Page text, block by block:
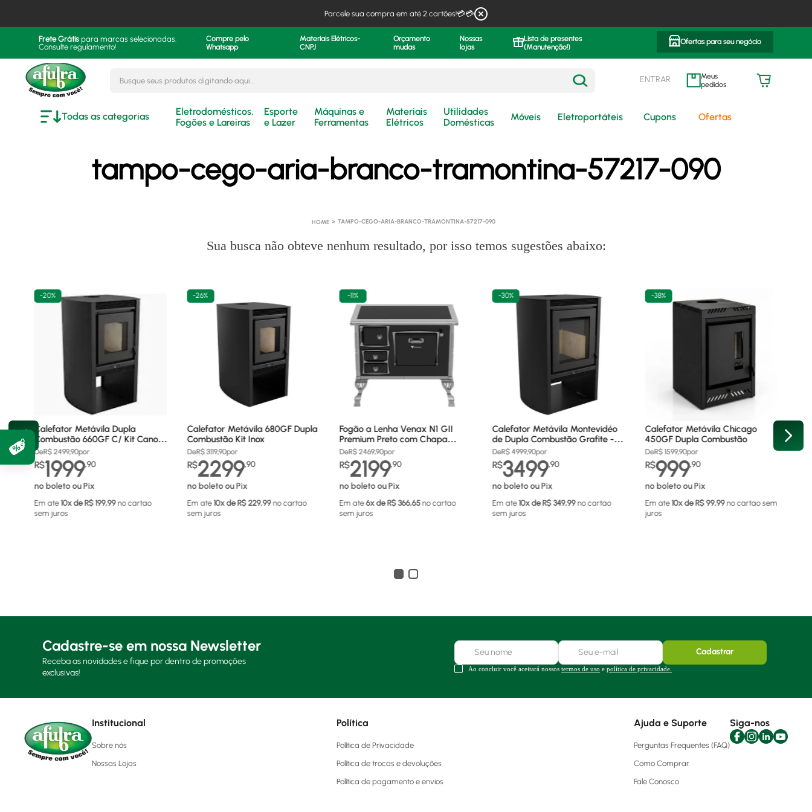
Parcele sua compra em até 2 cartões!💳💳
Frete Grátis para marcas selecionadas.
Consulte regulamento!
Compre pelo
Whatsapp
Materiais Elétricos-
CNPJ
Orçamento
mudas
Nossas
lojas
Lista de presentes
(Manutenção!)
Ofertas para seu negócio
ENTRAR meus pedidos
Todas as categorias
Eletrodomésticos,
Fogões e Lareiras
Esporte
e Lazer
Máquinas e
Ferramentas
Materiais
Elétricos
Utilidades
Domésticas
Móveis Eletroportáteis Cupons Ofertas
tampo-cego-aria-branco-tramontina-57217-090
TAMPO-CEGO-ARIA-BRANCO-TRAMONTINA-57217-090
Sua busca não obteve nenhum resultado, por isso temos sugestões abaixo:
-20%
Calefator Metávila Dupla
Combustão 660GF C/ Kit Canos
Inox
DeR$2499,90por
R$1999,90
no boleto ou Pix
Em ate 10x de R$ 199,99 no cartao
sem juros
-26%
Calefator Metávila 680GF Dupla
Combustão Kit Inox
DeR$3119,90por
R$2299,90
no boleto ou Pix
Em ate 10x de R$ 229,99 no cartao
sem juros
-11%
Fogão a Lenha Venax N1 GII
Premium Preto com Chapa
Vitrocerâmica - Chaminé Saída
Lado Direito
DeR$2469,90por
R$2199,90
no boleto ou Pix
Em ate 6x de R$ 366,65 no cartao
sem juros
-30%
Calefator Metávila Montevidéo
de Dupla Combustão Grafite -
880GF
DeR$ 4999,90por
R$3499,90
no boleto ou Pix
Em ate 10x de R$ 349,99 no cartao
sem juros
-38%
Calefator Metávila Chicago
450GF Dupla Combustão
DeR$ 1599,90por
R$999,90
no boleto ou Pix
Em ate 10x de R$ 99,99 no cartaosem
juros
Cadastre-se em nossa Newsletter
Receba as novidades e fique por dentro de promoções
exclusivas!
Cadastrar
Ao concluir você aceitará nossos termos de uso e política de privacidade.
Institucional
Sobre nós
Nossas Lojas
Política
Política de Privacidade
Política de trocas e devoluções
Política de pagamento e envios
Ajuda e Suporte
Perguntas Frequentes (FAQ)
Como Comprar
Fale Conosco
Siga-nos